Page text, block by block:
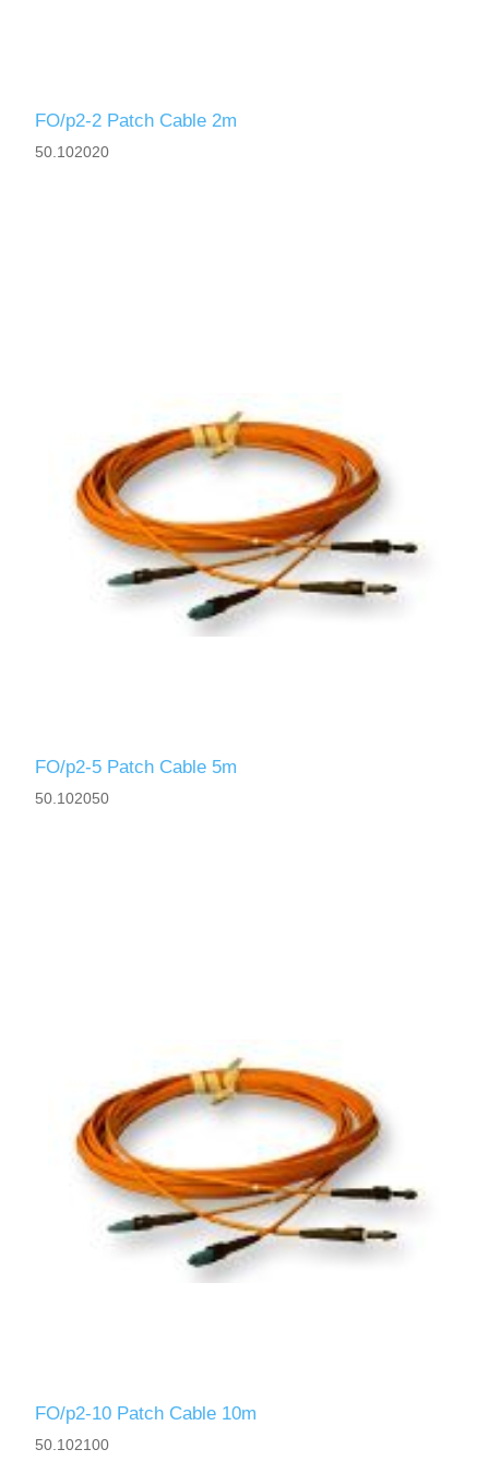
FO/p2-2 Patch Cable 2m
50.102020
FO/p2-5 Patch Cable 5m
50.102050
FO/p2-10 Patch Cable 10m
50.102100